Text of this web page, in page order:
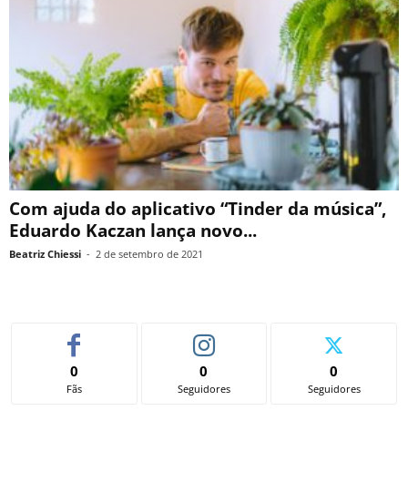
Com ajuda do aplicativo “Tinder da música”,
Eduardo Kaczan lança novo...
Beatriz Chiessi - 2 de setembro de 2021
0
Fãs
0
Seguidores
0
Seguidores